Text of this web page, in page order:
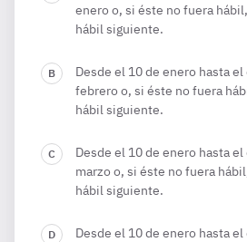
enero o, si éste no fuera
hábil siguiente.
Desde el 10 de enero hasta
febrero o, si éste no fuera
hábil siguiente.
Desde el 10 de enero hasta
marzo o, si éste no fuera
hábil siguiente.
Desde el 10 de enero hasta